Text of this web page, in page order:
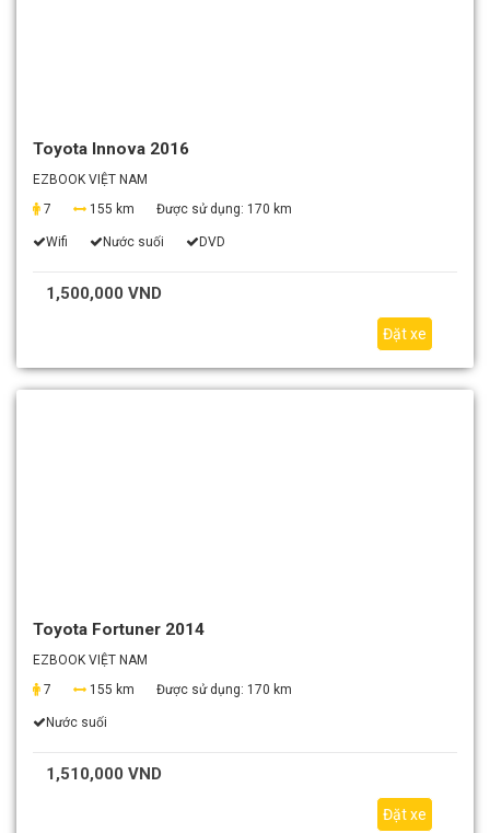
Toyota Innova 2016
EZBOOK VIỆT NAM
7
155 km Được sử dụng: 170 km
Wifi Nước suối DVD
1,500,000 VND
Đặt xe
Toyota Fortuner 2014
EZBOOK VIỆT NAM
7
155 km Được sử dụng: 170 km
Nước suối
1,510,000 VND
Đặt xe